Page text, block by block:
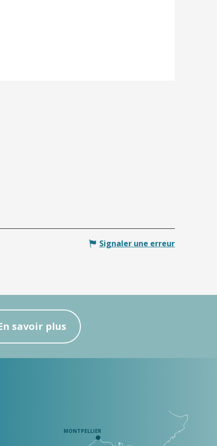
Signaler une erreur
savoir plus
MONTPELLIER